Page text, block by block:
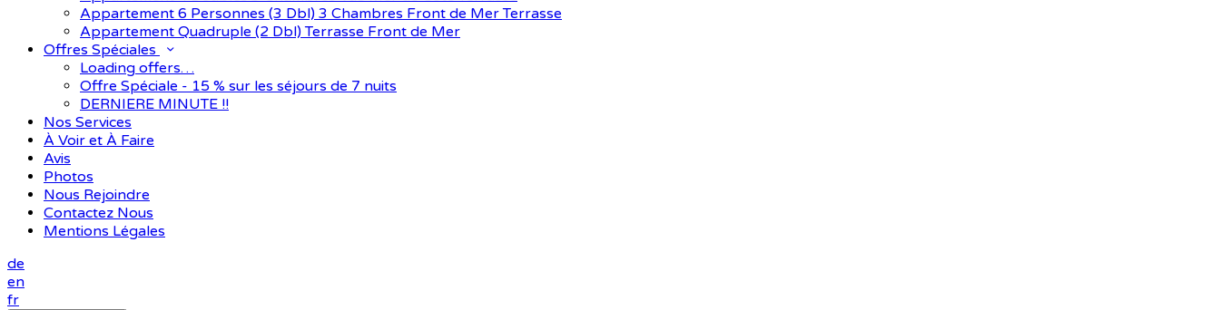
Appartement 6 Personnes (3 Dbl) 3 Chambres Front de Mer Terrasse
Appartement Quadruple (2 Dbl) Terrasse Front de Mer
Offres Spéciales
Loading offers…
Offre Spéciale - 15 % sur les séjours de 7 nuits
DERNIERE MINUTE !!
Nos Services
À Voir et À Faire
Avis
Photos
Nous Rejoindre
Contactez Nous
Mentions Légales
de
en
fr